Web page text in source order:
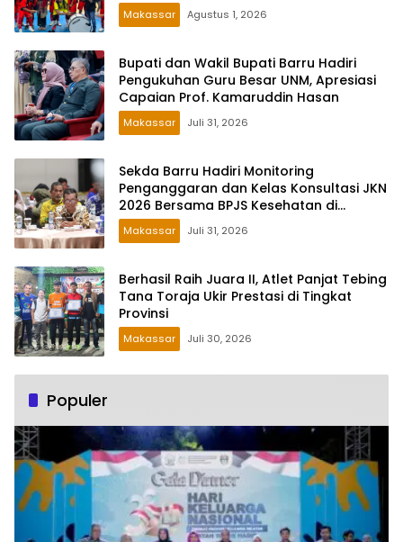
Makassar Agustus 1, 2026
Bupati dan Wakil Bupati Barru Hadiri
Pengukuhan Guru Besar UNM, Apresiasi
Capaian Prof. Kamaruddin Hasan
Makassar Juli 31, 2026
Sekda Barru Hadiri Monitoring
Penganggaran dan Kelas Konsultasi JKN
2026 Bersama BPJS Kesehatan di
Makassar
Makassar Juli 31, 2026
Berhasil Raih Juara II, Atlet Panjat Tebing
Tana Toraja Ukir Prestasi di Tingkat
Provinsi
Makassar Juli 30, 2026
Populer